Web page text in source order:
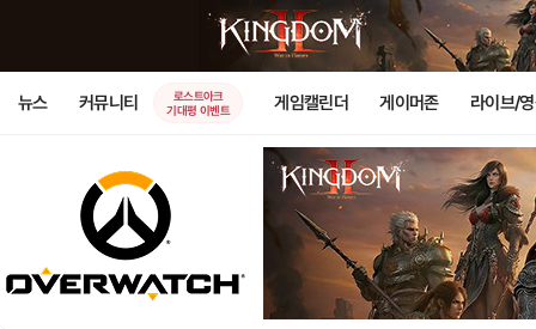
뉴스 커뮤니티
로스트아크
기대평 이벤트
게임캘린더 게이머존 라이브/